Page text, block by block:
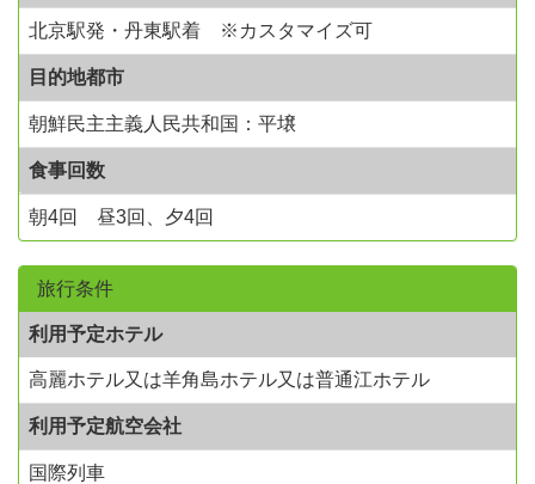
北京駅発・丹東駅着 ※カスタマイズ可
目的地都市
朝鮮民主主義人民共和国：平壌
食事回数
朝4回 昼3回、夕4回
旅行条件
利用予定ホテル
高麗ホテル又は羊角島ホテル又は普通江ホテル
利用予定航空会社
国際列車